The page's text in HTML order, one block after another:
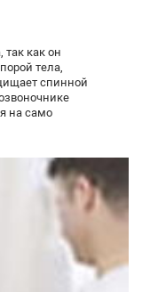
так как он
тела,
спинной
на само